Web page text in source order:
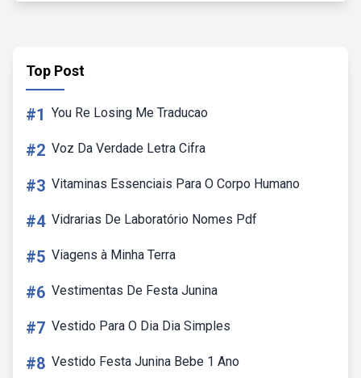
Top Post
#1 You Re Losing Me Traducao
#2 Voz Da Verdade Letra Cifra
#3 Vitaminas Essenciais Para O Corpo Humano
#4 Vidrarias De Laboratório Nomes Pdf
#5 Viagens à Minha Terra
#6 Vestimentas De Festa Junina
#7 Vestido Para O Dia Dia Simples
#8 Vestido Festa Junina Bebe 1 Ano